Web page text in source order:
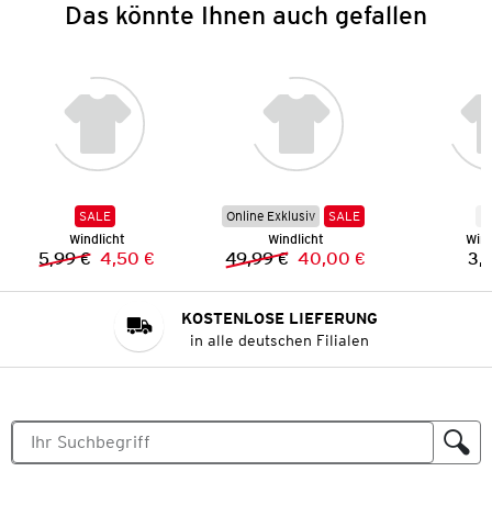
Das könnte Ihnen auch gefallen
SALE
Windlicht
Vorheriger Preis:
5,99 € Neuer Preis:
4,50 €
Online Exklusiv
SALE
Windlicht
Vorheriger Preis:
49,99 € Neuer Preis:
40,00 €
KOSTENLOSE LIEFERUNG
in alle deutschen Filialen